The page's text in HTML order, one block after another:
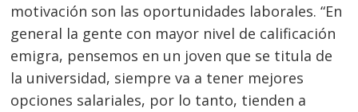
motivación son las oportunidades laborales. “En
general la gente con mayor nivel de calificación
emigra, pensemos en un joven que se titula de
la universidad, siempre va a tener mejores
opciones salariales, por lo tanto, tienden a